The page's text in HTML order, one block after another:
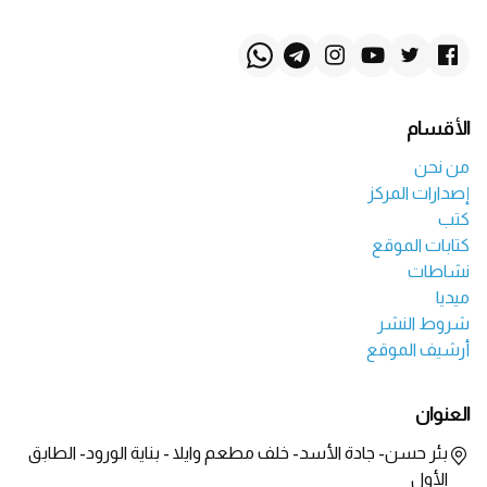
الأقسام
من نحن
إصدارات المركز
كتب
كتابات الموقع
نشاطات
ميديا
شروط النشر
أرشيف الموقع
العنوان
بئر حسن- جادة الأسد- خلف مطعم وايلا - بناية الورود- الطابق
الأول